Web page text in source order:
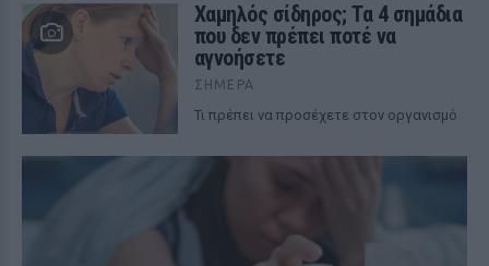
Χαμηλός σίδηρος; Τα 4 σημάδια
που δεν πρέπει ποτέ να
αγνοήσετε
ΣΉΜΕΡΑ
Τι πρέπει να προσέχετε στον οργανισμό